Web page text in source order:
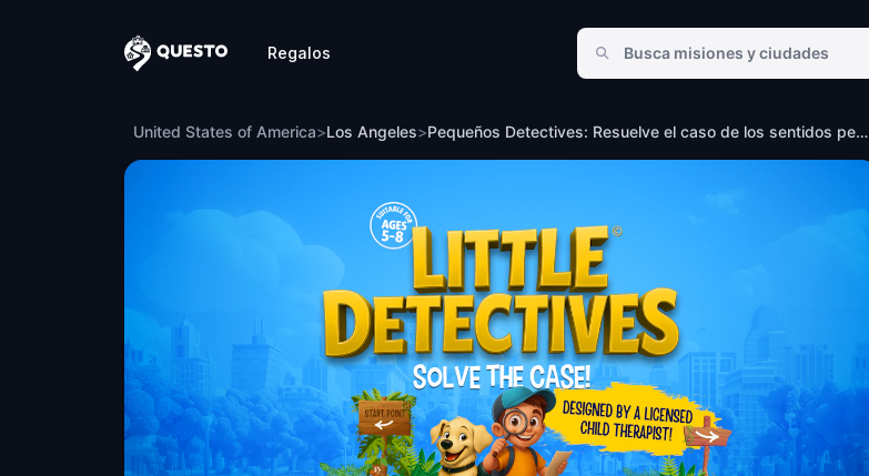
Questo
Regalos
Pequeños Detectives: Resuelve el caso de los sentidos perdidos en Los Angeles
United States of America>Los Angeles> Pequeños Detectives: Resuelve el caso de los sentidos perdidos en Los Angeles